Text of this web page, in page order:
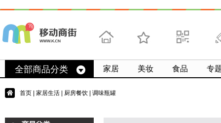
首页 收藏 求扫码 微
全部商品分类 家居 美妆 食品 专
首页 家居生活 厨房餐饮 | 调味瓶罐